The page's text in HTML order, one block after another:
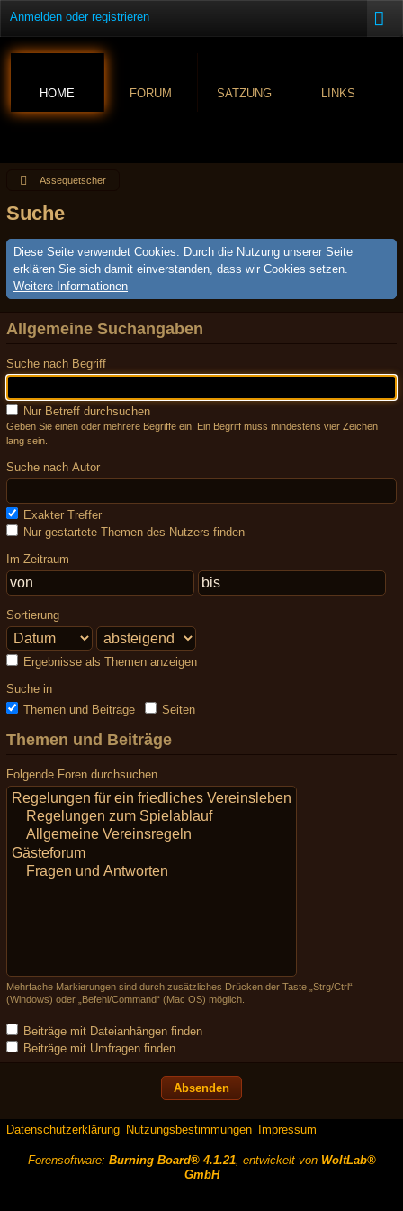
Anmelden oder registrieren
HOME FORUM SATZUNG LINKS
Assequetscher
Suche
Diese Seite verwendet Cookies. Durch die Nutzung unserer Seite
erklären Sie sich damit einverstanden, dass wir Cookies setzen.
Weitere Informationen
Allgemeine Suchangaben
Suche nach Begriff
Nur Betreff durchsuchen
Geben Sie einen oder mehrere Begriffe ein. Ein Begriff muss mindestens vier Zeichen
lang sein.
Suche nach Autor
Exakter Treffer
Nur gestartete Themen des Nutzers finden
Im Zeitraum
Sortierung
Ergebnisse als Themen anzeigen
Suche in
Themen und Beiträge
Seiten
Themen und Beiträge
Folgende Foren durchsuchen
Mehrfache Markierungen sind durch zusätzliches Drücken der Taste „Strg/Ctrl“
(Windows) oder „Befehl/Command“ (Mac OS) möglich.
Beiträge mit Dateianhängen finden
Beiträge mit Umfragen finden
Datenschutzerklärung Nutzungsbestimmungen Impressum
Forensoftware: Burning Board® 4.1.21, entwickelt von WoltLab®
GmbH